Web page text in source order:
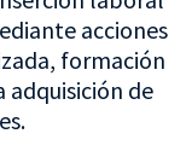
acciones
formación
adquisición de